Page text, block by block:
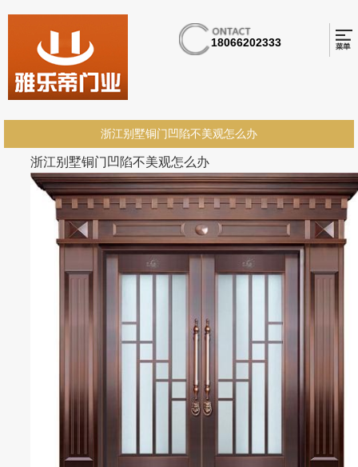
18066202333
浙江别墅铜门凹陷不美观怎么办
浙江别墅铜门凹陷不美观怎么办